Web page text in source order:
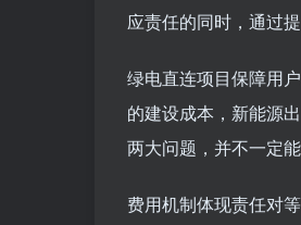
应责任的同时，通过
绿电直连项目保障用
的建设成本，新能源
两大问题，并不一定
费用机制体现责任对